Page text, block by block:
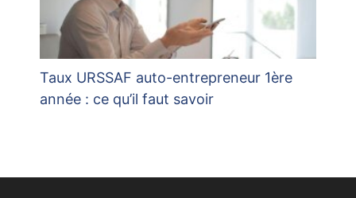
Taux URSSAF auto-entrepreneur 1ère
année : ce qu’il faut savoir